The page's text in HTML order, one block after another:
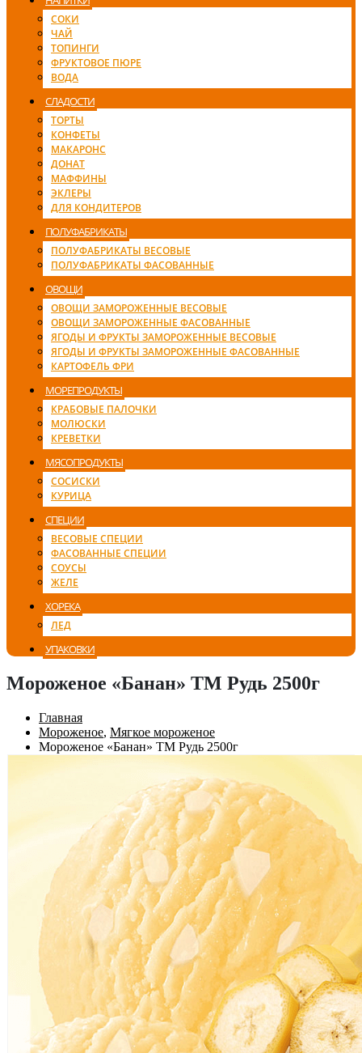
СОКИ
ЧАЙ
ТОПИНГИ
ФРУКТОВОЕ ПЮРЕ
ВОДА
СЛАДОСТИ
ТОРТЫ
КОНФЕТЫ
МАКАРОНС
ДОНАТ
МАФФИНЫ
ЭКЛЕРЫ
ДЛЯ КОНДИТЕРОВ
ПОЛУФАБРИКАТЫ
ПОЛУФАБРИКАТЫ ВЕСОВЫЕ
ПОЛУФАБРИКАТЫ ФАСОВАННЫЕ
ОВОЩИ
ОВОЩИ ЗАМОРОЖЕННЫЕ ВЕСОВЫЕ
ОВОЩИ ЗАМОРОЖЕННЫЕ ФАСОВАННЫЕ
ЯГОДЫ И ФРУКТЫ ЗАМОРОЖЕННЫЕ ВЕСОВЫЕ
ЯГОДЫ И ФРУКТЫ ЗАМОРОЖЕННЫЕ ФАСОВАННЫЕ
КАРТОФЕЛЬ ФРИ
МОРЕПРОДУКТЫ
КРАБОВЫЕ ПАЛОЧКИ
МОЛЮСКИ
КРЕВЕТКИ
МЯСОПРОДУКТЫ
СОСИСКИ
КУРИЦА
СПЕЦИИ
ВЕСОВЫЕ СПЕЦИИ
ФАСОВАННЫЕ СПЕЦИИ
СОУСЫ
ЖЕЛЕ
ХОРЕКА
ЛЕД
УПАКОВКИ
Мороженое «Банан» ТМ Рудь 2500г
Главная
Мороженое, Мягкое мороженое
Мороженое «Банан» ТМ Рудь 2500г